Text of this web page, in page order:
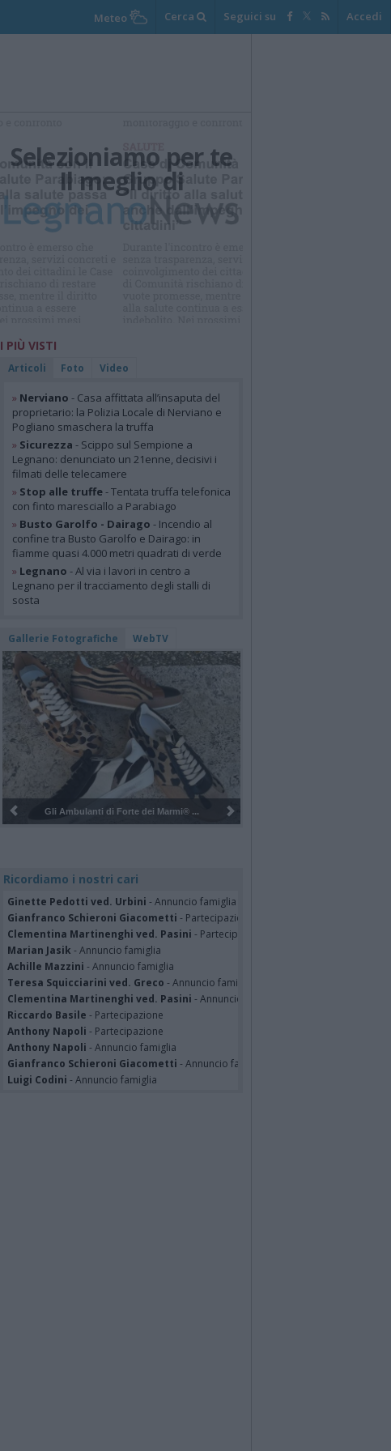
Meteo Cerca Seguici su Accedi
Selezioniamo per te
Il meglio di
I PIÙ VISTI
Articoli Foto Video
» Nerviano - Casa affittata all’insaputa del
proprietario: la Polizia Locale di Nerviano e
Pogliano smaschera la truffa
» Sicurezza - Scippo sul Sempione a
Legnano: denunciato un 21enne, decisivi i
filmati delle telecamere
» Stop alle truffe- Tentata truffa telefonica
con finto maresciallo a Parabiago
» Busto Garolfo - Dairago - Incendio al
confine tra Busto Garolfo e Dairago: in
fiamme quasi 4.000 metri quadrati di verde
» Legnano - Al via i lavori in centro a
Legnano per il tracciamento degli stalli di
sosta
Gallerie Fotografiche WebTV
Pulizia del bosco del Rugareto a ...
Ricordiamo i nostri cari
Ginette Pedotti ved. Urbini - Annuncio famiglia
Gianfranco Schieroni Giacometti - Partecipazione
Clementina Martinenghi ved. Pasini - Partecipazione
Marian Jasik - Annuncio famiglia
Achille Mazzini - Annuncio famiglia
Teresa Squicciarini ved. Greco - Annuncio famiglia
Clementina Martinenghi ved. Pasini - Annuncio famiglia
Riccardo Basile - Partecipazione
Anthony Napoli - Partecipazione
Anthony Napoli - Annuncio famiglia
Gianfranco Schieroni Giacometti - Annuncio famiglia
Luigi Codini - Annuncio famiglia